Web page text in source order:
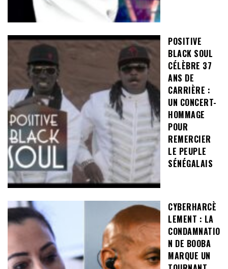
POSITIVE
BLACK SOUL
CÉLÈBRE 37
ANS DE
CARRIÈRE :
UN CONCERT-
HOMMAGE
POUR
REMERCIER
LE PEUPLE
SÉNÉGALAIS
CYBERHARCÈ
LEMENT : LA
CONDAMNATIO
N DE BOOBA
MARQUE UN